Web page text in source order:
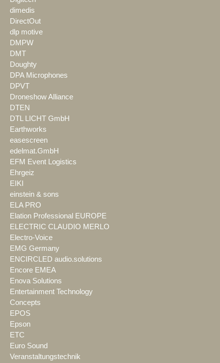
dimedis
DirectOut
dlp motive
DMPW
DMT
Doughty
DPA Microphones
DPVT
Droneshow Alliance
DTEN
DTL LICHT GmbH
Earthworks
easescreen
edelmat.GmbH
EFM Event Logistics
Ehrgeiz
EIKI
einstein & sons
ELA PRO
Elation Professional EUROPE
ELECTRIC CLAUDIO MERLO
Electro-Voice
EMG Germany
ENCIRCLED audio.solutions
Encore EMEA
Enova Solutions
Entertainment Technology
Concepts
EPOS
Epson
ETC
Euro Sound
Veranstaltungstechnik